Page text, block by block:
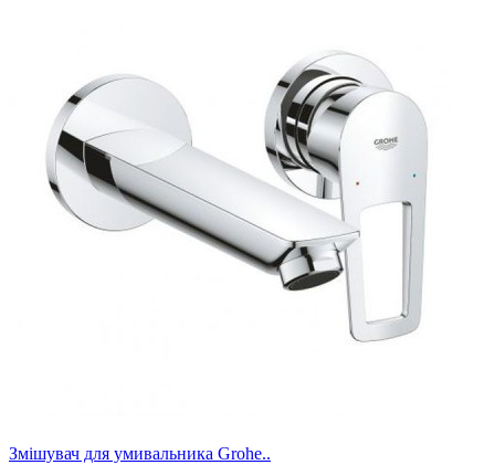
Змішувач для умивальника Grohe..